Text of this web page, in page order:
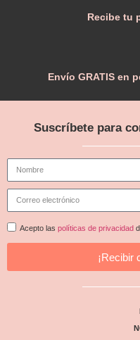
Recibe tu
Envío GRATIS en
Suscríbete para
Acepto las políticas de privacidad
¡Recibir